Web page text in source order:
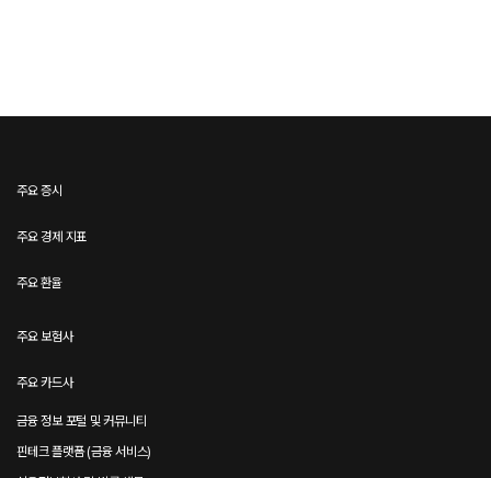
주요 증시
주요 경제 지표
주요 환율
주요 보험사
주요 카드사
금융 정보 포털 및 커뮤니티
핀테크 플랫폼 (금융 서비스)